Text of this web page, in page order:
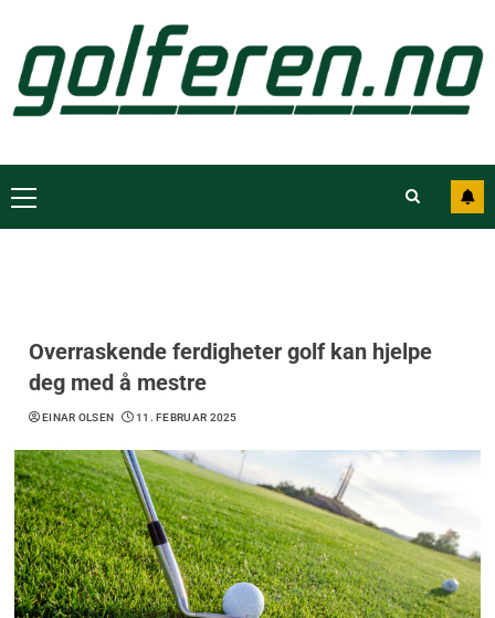
Overraskende ferdigheter golf kan hjelpe
deg med å mestre
EINAR OLSEN 11. FEBRUAR 2025